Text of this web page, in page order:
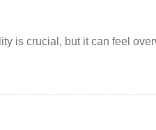
is crucial, but it can feel